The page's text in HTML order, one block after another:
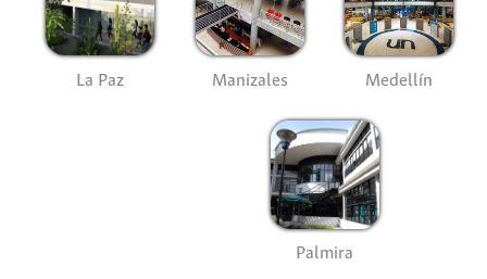
La Paz Manizales Medellín
Palmira